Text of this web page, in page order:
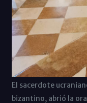
El sacerdote
bizantino, abrió la